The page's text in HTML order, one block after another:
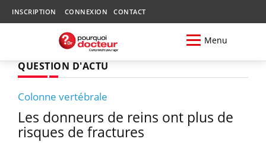
INSCRIPTION CONNEXION CONTACT
Menu
QUESTION D'ACTU
Colonne vertébrale
Les donneurs de reins ont plus de
risques de fractures